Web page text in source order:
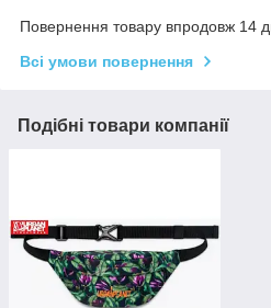
Повернення товару впродовж 14
Всі умови повернення
Подібні товари компанії